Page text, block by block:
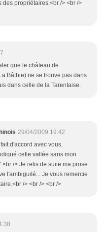
des propriétaires.<br /> <br />
que le château de
Bâthie) ne se trouve pas dans
dans celle de la Tarentaise.
29/04/2009 19:42
d'accord avec vous,
cette vallée sans mon
/> Je relis de suite ma prose
l'ambiguité... Je vous remercie
/> <br /> <br />